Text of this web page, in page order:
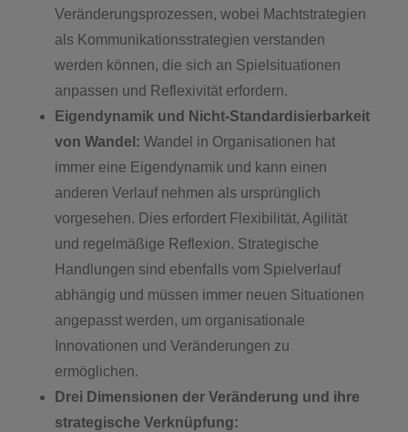
Veränderungsprozessen, wobei Machtstrategien
als Kommunikationsstrategien verstanden
werden können, die sich an Spielsituationen
anpassen und Reflexivität erfordern.
Eigendynamik und Nicht-Standardisierbarkeit
von Wandel: Wandel in Organisationen hat
immer eine Eigendynamik und kann einen
anderen Verlauf nehmen als ursprünglich
vorgesehen. Dies erfordert Flexibilität, Agilität
und regelmäßige Reflexion. Strategische
Handlungen sind ebenfalls vom Spielverlauf
abhängig und müssen immer neuen Situationen
angepasst werden, um organisationale
Innovationen und Veränderungen zu
ermöglichen.
Drei Dimensionen der Veränderung und ihre
strategische Verknüpfung: